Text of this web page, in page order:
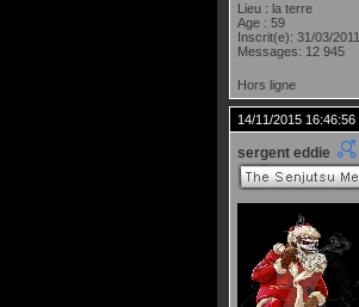
Lieu : la terre
Age : 59
Inscrit(e): 31/03/2011
Messages: 12 945
Hors ligne
14/11/2015 16:46:56
sergent eddie